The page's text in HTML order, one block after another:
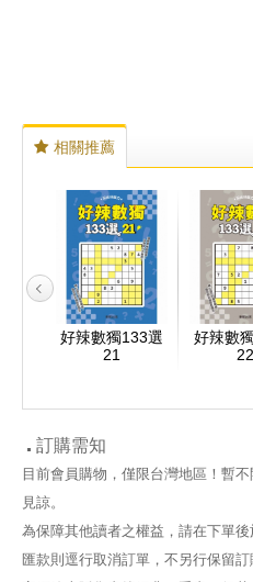
相關推薦
好辣數獨133選
21
好辣數
22
訂購需知
目前會員購物，僅限台灣地區！暫
見諒。
為保障其他讀者之權益，請在下單
匯款則逕行取消訂單，不另行保留訂